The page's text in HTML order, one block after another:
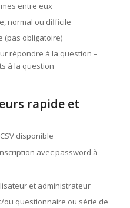
entre eux
normal ou difficile
(pas obligatoire)
répondre à la question –
à la question
rapide et
disponible
avec password à
et administrateur
ou questionnaire ou série de